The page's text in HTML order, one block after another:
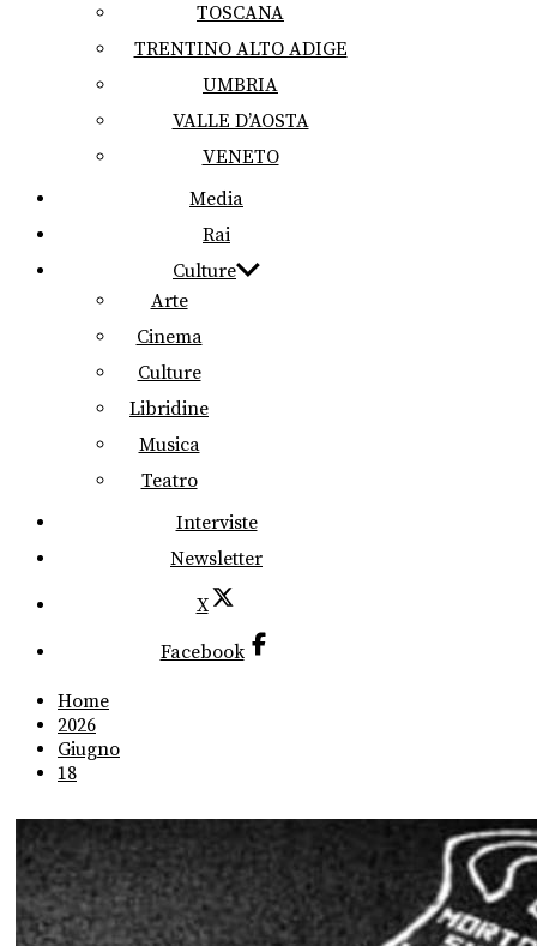
TOSCANA
TRENTINO ALTO ADIGE
UMBRIA
VALLE D’AOSTA
VENETO
Media
Rai
Culture
Arte
Cinema
Culture
Libridine
Musica
Teatro
Interviste
Newsletter
X
Facebook
Home
2026
Giugno
18